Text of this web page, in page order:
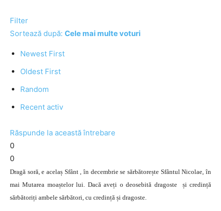
Filter
Sortează după: Cele mai multe voturi
Newest First
Oldest First
Random
Recent activ
Răspunde la această întrebare
0
0
Dragă soră, e acelaș Sfânt , în decembrie se sărbătorește Sfântul Nicolae, în
mai Mutarea moaștelor lui. Dacă aveți o deosebită dragoste și credință
sărbătoriți ambele sărbători, cu credință și dragoste.